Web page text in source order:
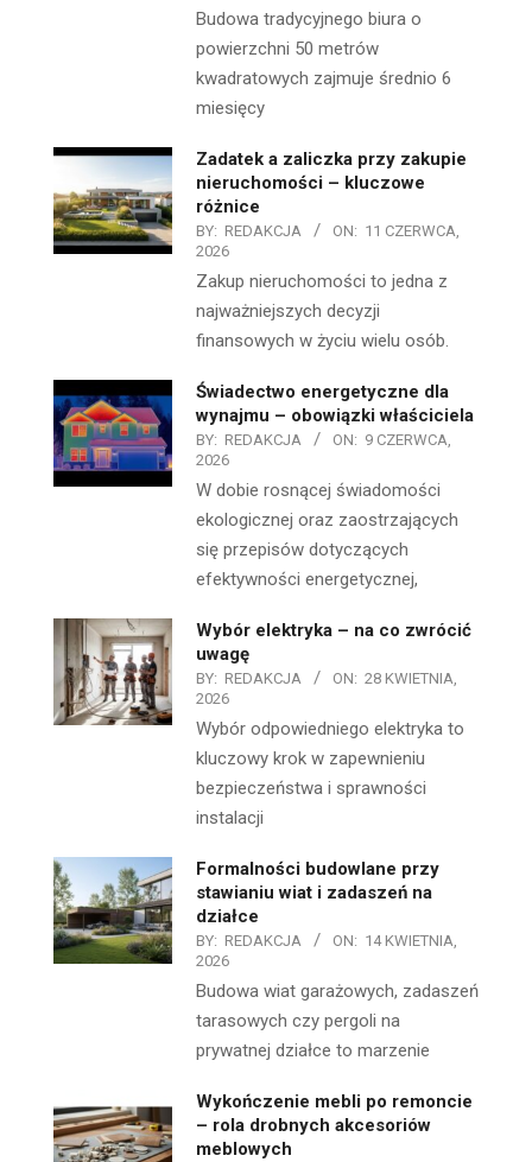
Budowa tradycyjnego biura o
powierzchni 50 metrów
kwadratowych zajmuje średnio 6
miesięcy
Zadatek a zaliczka przy zakupie
nieruchomości – kluczowe
różnice
BY: REDAKCJA ON: 11 CZERWCA,
2026
Zakup nieruchomości to jedna z
najważniejszych decyzji
finansowych w życiu wielu osób.
Świadectwo energetyczne dla
wynajmu – obowiązki właściciela
BY: REDAKCJA ON: 9 CZERWCA,
2026
W dobie rosnącej świadomości
ekologicznej oraz zaostrzających
się przepisów dotyczących
efektywności energetycznej,
Wybór elektryka – na co zwrócić
uwagę
BY: REDAKCJA ON: 28 KWIETNIA,
2026
Wybór odpowiedniego elektryka to
kluczowy krok w zapewnieniu
bezpieczeństwa i sprawności
instalacji
Formalności budowlane przy
stawianiu wiat i zadaszeń na
działce
BY: REDAKCJA ON: 14 KWIETNIA,
2026
Budowa wiat garażowych, zadaszeń
tarasowych czy pergoli na
prywatnej działce to marzenie
Wykończenie mebli po remoncie
– rola drobnych akcesoriów
meblowych